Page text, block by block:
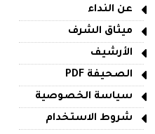
عن النداء
ميثاق الشرف
الأرشيف
الصحيفة PDF
سياسة الخصوصية
شروط الاستخدام